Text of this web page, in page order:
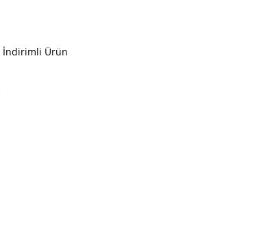
İndirimli Ürün